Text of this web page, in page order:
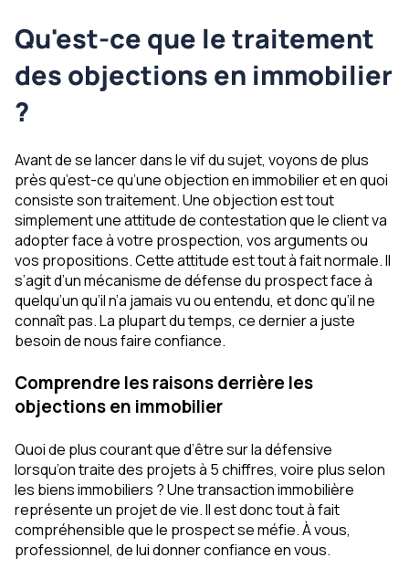
Qu'est-ce que le traitement
des objections en immobilier
?
Avant de se lancer dans le vif du sujet, voyons de plus
près qu’est-ce qu’une objection en immobilier et en quoi
consiste son traitement. Une objection est tout
simplement une attitude de contestation que le client va
adopter face à votre prospection, vos arguments ou
vos propositions. Cette attitude est tout à fait normale. Il
s’agit d’un mécanisme de défense du prospect face à
quelqu’un qu’il n’a jamais vu ou entendu, et donc qu’il ne
connaît pas. La plupart du temps, ce dernier a juste
besoin de nous faire confiance.
Comprendre les raisons derrière les
objections en immobilier
Quoi de plus courant que d’être sur la défensive
lorsqu’on traite des projets à 5 chiffres, voire plus selon
les biens immobiliers ? Une transaction immobilière
représente un projet de vie. Il est donc tout à fait
compréhensible que le prospect se méfie. À vous,
professionnel, de lui donner confiance en vous.